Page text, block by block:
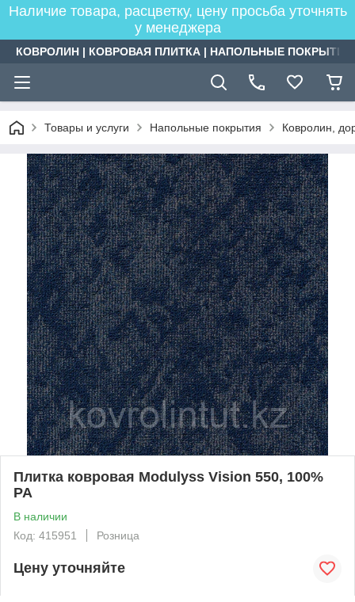
Наличие товара, расцветку, цену просьба уточнять
у менеджера
КОВРОЛИН | КОВРОВАЯ ПЛИТКА | НАПОЛЬНЫЕ
Товары и услуги Напольные покрытия Ковролин,
Плитка ковровая Modulyss Vision 550, 100%
PA
В наличии
Код: 415951
Розница
Цену уточняйте